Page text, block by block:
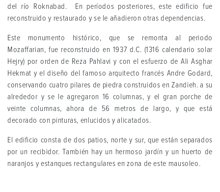
del río Roknabad. En períodos posteriores, este edificio fue
reconstruido y restaurado y se le añadieron otras dependencias.
Este monumento histórico, que se remonta al periodo
Mozaffarian, fue reconstruido en 1937 d.C. (1316 calendario solar
Hejry) por orden de Reza Pahlavi y con el esfuerzo de Ali Asghar
Hekmat y el diseño del famoso arquitecto francés Andre Godard,
conservando cuatro pilares de piedra construidos en Zandieh. a su
alrededor y se le agregaron 16 columnas, y el gran porche de
veinte columnas, ahora de 56 metros de largo, y que está
decorado con pinturas, enlucidos y alicatados.
El edificio consta de dos patios, norte y sur, que están separados
por un recibidor. También hay un hermoso jardín y un huerto de
naranjos y estanques rectangulares en zona de este mausoleo.